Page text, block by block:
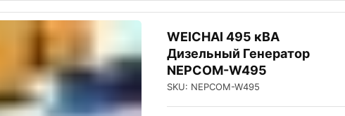
WEICHAI 495 кВА
Дизельный Генератор
NEPCOM-W495
SKU: NEPCOM-W495